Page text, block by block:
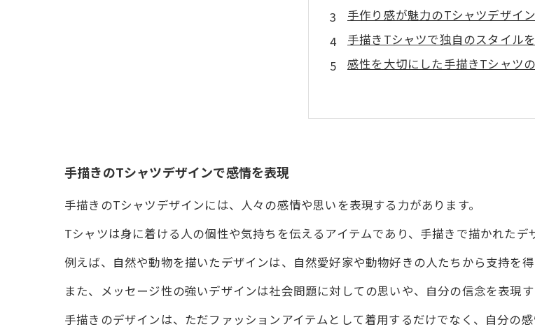
手作り感が魅力のTシャツデザイン
手描きTシャツで独自のスタイル
感性を大切にした手描きTシャツ
手描きのTシャツデザインで感情を表現
手描きのTシャツデザインには、人々の感情や思いを表現する力があります。
Tシャツは身に着ける人の個性や気持ちを伝えるアイテムであり、手描きで描かれたデ
例えば、自然や動物を描いたデザインは、自然愛好家や動物好きの人たちから支持を得
また、メッセージ性の強いデザインは社会問題に対しての思いや、自分の信念を表現す
手描きのデザインは、ただファッションアイテムとして着用するだけでなく、自分の